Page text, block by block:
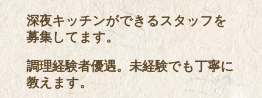
深夜キッチンができるスタッフを
募集してます。
調理経験者優遇。未経験でも丁寧に
教えます。